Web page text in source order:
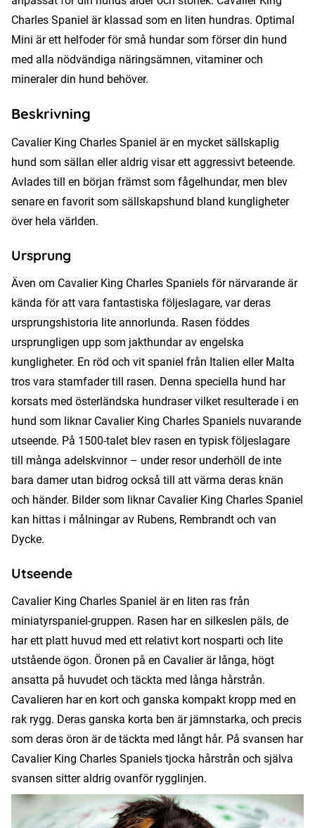
Charles Spaniel är klassad som en liten hundras. Optimal
Mini är ett helfoder för små hundar som förser din hund
med alla nödvändiga näringsämnen, vitaminer och
mineraler din hund behöver.
Beskrivning
Cavalier King Charles Spaniel är en mycket sällskaplig
hund som sällan eller aldrig visar ett aggressivt beteende.
Avlades till en början främst som fågelhundar, men blev
senare en favorit som sällskapshund bland kungligheter
över hela världen.
Ursprung
Även om Cavalier King Charles Spaniels för närvarande är
kända för att vara fantastiska följeslagare, var deras
ursprungshistoria lite annorlunda. Rasen föddes
ursprungligen upp som jakthundar av engelska
kungligheter. En röd och vit spaniel från Italien eller Malta
tros vara stamfader till rasen. Denna speciella hund har
korsats med österländska hundraser vilket resulterade i en
hund som liknar Cavalier King Charles Spaniels nuvarande
utseende. På 1500-talet blev rasen en typisk följeslagare
till många adelskvinnor – under resor underhöll de inte
bara damer utan bidrog också till att värma deras knän
och händer. Bilder som liknar Cavalier King Charles Spaniel
kan hittas i målningar av Rubens, Rembrandt och van
Dycke.
Utseende
Cavalier King Charles Spaniel är en liten ras från
miniatyrspaniel-gruppen. Rasen har en silkeslen päls, de
har ett platt huvud med ett relativt kort nosparti och lite
utstående ögon. Öronen på en Cavalier är långa, högt
ansatta på huvudet och täckta med långa hårstrån.
Cavalieren har en kort och ganska kompakt kropp med en
rak rygg. Deras ganska korta ben är jämnstarka, och precis
som deras öron är de täckta med långt hår. På svansen har
Cavalier King Charles Spaniels tjocka hårstrån och själva
svansen sitter aldrig ovanför rygglinjen.